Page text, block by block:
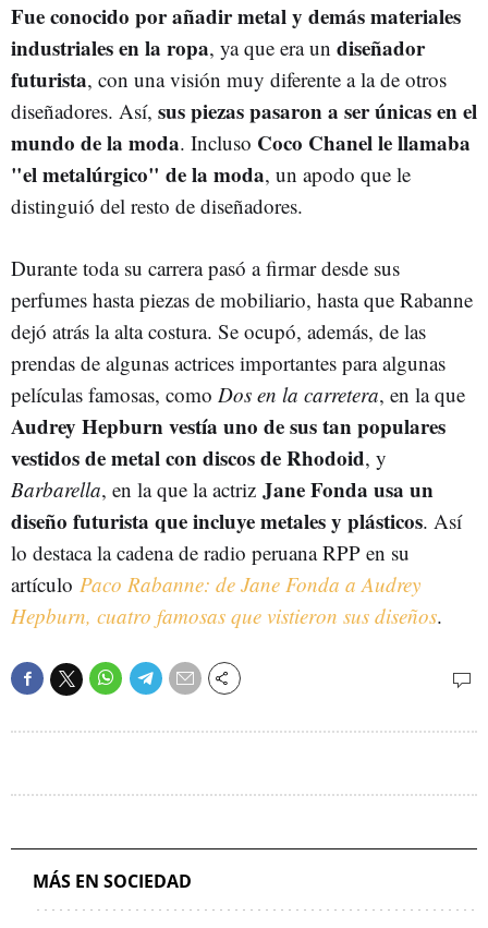
Fue conocido por añadir metal y demás materiales
industriales en la ropa, ya que era un diseñador
futurista, con una visión muy diferente a la de otros
diseñadores. Así, sus piezas pasaron a ser únicas en el
mundo de la moda. Incluso Coco Chanel le llamaba
"el metalúrgico" de la moda, un apodo que le
distinguió del resto de diseñadores.
Durante toda su carrera pasó a firmar desde sus
perfumes hasta piezas de mobiliario, hasta que Rabanne
dejó atrás la alta costura. Se ocupó, además, de las
prendas de algunas actrices importantes para algunas
películas famosas, como Dos en la carretera, en la que
Audrey Hepburn vestía uno de sus tan populares
vestidos de metal con discos de Rhodoid, y
Barbarella, en la que la actriz Jane Fonda usa un
diseño futurista que incluye metales y plásticos. Así
lo destaca la cadena de radio peruana RPP en su
artículo Paco Rabanne: de Jane Fonda a Audrey
Hepburn, cuatro famosas que vistieron sus diseños.
MÁS EN SOCIEDAD